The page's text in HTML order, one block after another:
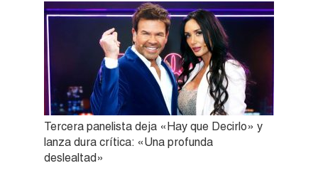
Tercera panelista deja «Hay que Decirlo» y
lanza dura crítica: «Una profunda
deslealtad»